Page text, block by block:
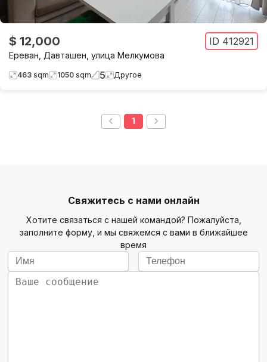
$ 12,000 ID 412921
Ереван Давташен улица Мелкумова
463 sqm 1050 sqm 5 Другое
1
Свяжитесь с нами онлайн
Хотите связаться с нашей командой? Пожалуйста,
заполните форму, и мы свяжемся с вами в ближайшее
время